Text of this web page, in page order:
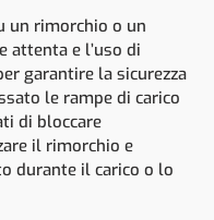
un rimorchio o un
attenta e l’uso di
garantire la sicurezza
le rampe di carico
di bloccare
il rimorchio e
durante il carico o lo